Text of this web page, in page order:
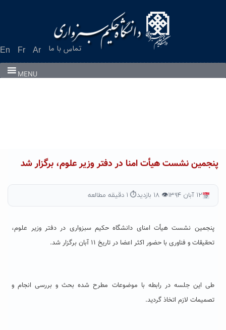
En Fr Ar تماس با ما
MENU
پنجمین نشست هیأت امنا در دفتر وزیر علوم، برگزار شد
۱۲ آبان ۱۳۹۴ 👁 ۱۸ بازدید ⏱ ۱ دقیقه مطالعه
پنجمین نشست هیأت امنای دانشگاه حکیم سبزواری در دفتر وزیر علوم،
تحقیقات و فناوری با حضور اکثر اعضا در تاریخ ۱۱ آبان برگزار شد.
طی این جلسه در رابطه با موضوعات مطرح شده بحث و بررسی انجام و
تصمیمات لازم اتخاذ گردید.